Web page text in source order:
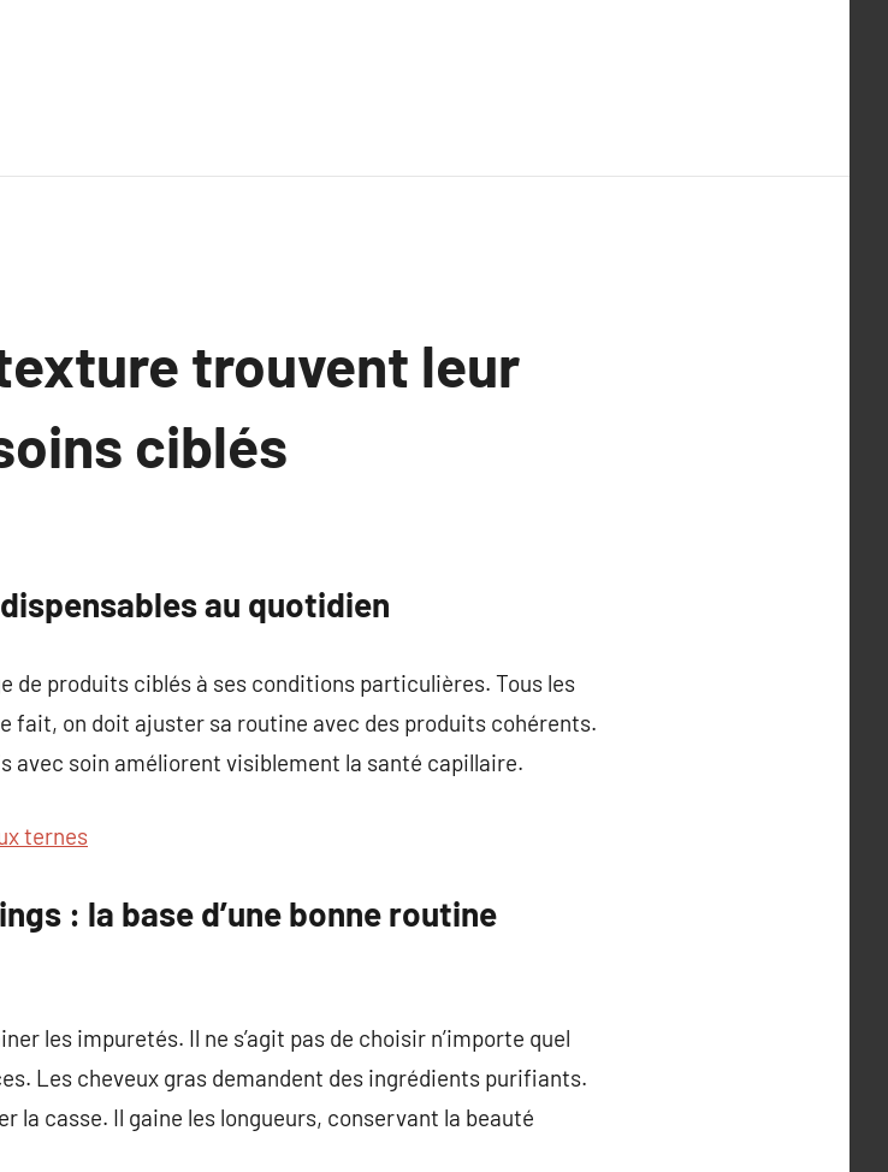
trouvent leur
ciblés
au quotidien
de produits ciblés à ses conditions particulières. Tous les
fait, on doit ajuster sa routine avec des produits cohérents.
avec soin améliorent visiblement la santé capillaire.
ternes
: la base d’une bonne routine
les impuretés. Il ne s’agit pas de choisir n’importe quel
Les cheveux gras demandent des ingrédients purifiants.
la casse. Il gaine les longueurs, conservant la beauté